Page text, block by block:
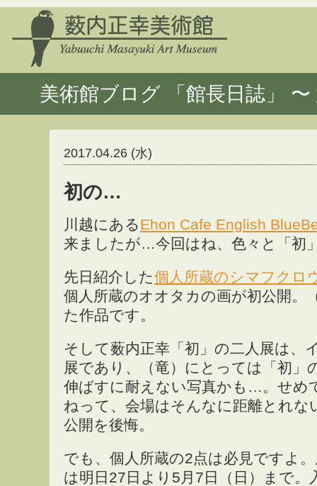
美術館ブログ 「館長日誌」
2017.04.26 (水)
初の…
川越にあるEhon Cafe English
来ましたが…今回はね、色々と「初
先日紹介した個人所蔵のシマフクロ
個人所蔵のオオタカの画が初公開。
た作品です。
そして薮内正幸「初」の二人展は、
展であり、（竜）にとっては「初」
伸ばすに耐えない写真かも…。せめ
ねって、会場はそんなに距離とれ
公開を後悔。
でも、個人所蔵の2点は必見ですよ
は明日27日より5月7日（日）まで。